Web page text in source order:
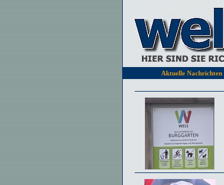
Aktuelle Nachrichten